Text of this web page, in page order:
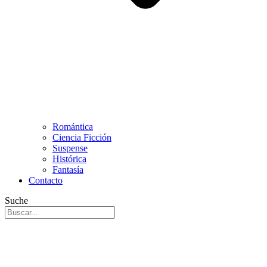
Romántica
Ciencia Ficción
Suspense
Histórica
Fantasía
Contacto
Suche